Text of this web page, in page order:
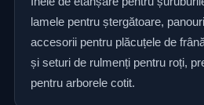
lamele pentru ștergătoare,
accesorii pentru plăcuțele de
și seturi de rulmenți pentru roți,
pentru arborele cotit.